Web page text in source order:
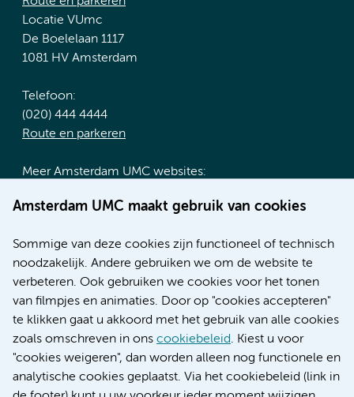
Amsterdam UMC maakt gebruik van cookies
Sommige van deze cookies zijn functioneel of technisch
noodzakelijk. Andere gebruiken we om de website te
verbeteren. Ook gebruiken we cookies voor het tonen
van filmpjes en animaties. Door op "cookies accepteren"
te klikken gaat u akkoord met het gebruik van alle cookies
zoals omschreven in ons cookiebeleid. Kiest u voor
"cookies weigeren", dan worden alleen nog functionele en
analytische cookies geplaatst. Via het cookiebeleid (link in
Locatie VUmc
De Boelelaan 1117
1081 HV Amsterdam
Telefoon:
(020) 444 4444
Route en parkeren
Meer Amsterdam UMC websites:
Werken bij Amsterdam UMC
Nieuws
Research
Educatie locatie AMC
Educatie locatie VUmc
Verwijzen & diagnostiek